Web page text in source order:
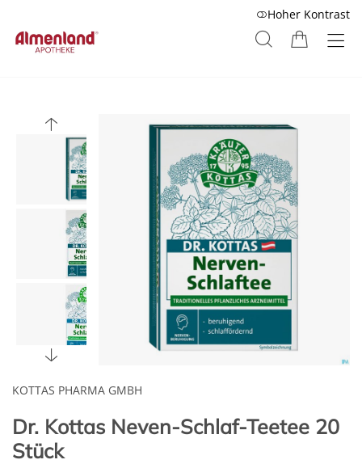
Hoher Kontrast
KOTTAS PHARMA GMBH
Dr. Kottas Neven-Schlaf-Teetee 20
Stück